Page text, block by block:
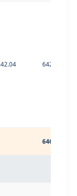
642.04
646.12